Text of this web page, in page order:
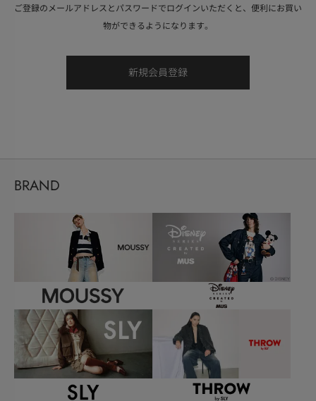
ご登録のメールアドレスとパスワードでログインいただくと、便利にお買い
物ができるようになります。
BRAND